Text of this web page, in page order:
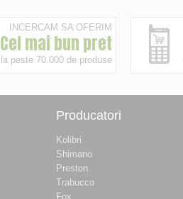
INCERCAM SA OFERIM
Cel mai bun pret
la peste 70.000 de produse
Producatori
Kolibri
Shimano
Preston
Trabucco
Fox